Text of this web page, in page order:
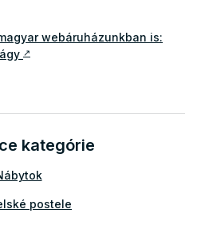
webáruházunkban is:
↗
kategórie
postele